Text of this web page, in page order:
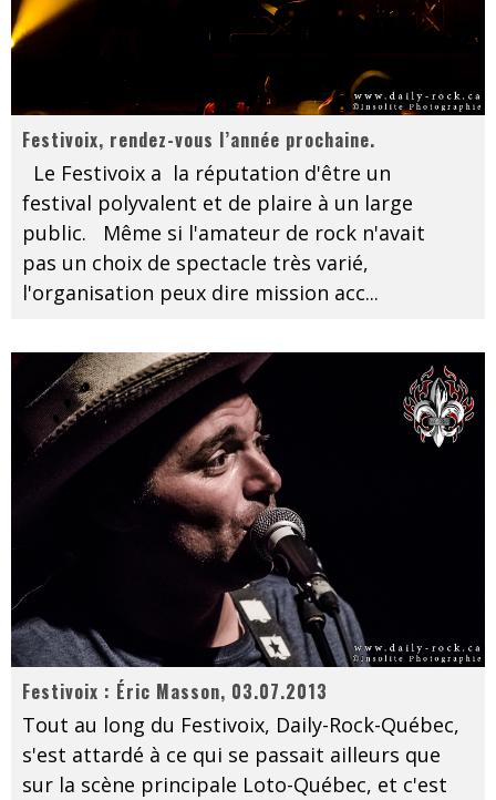
Festivoix, rendez-vous l’année prochaine.
Le Festivoix a la réputation d'être un
festival polyvalent et de plaire à un large
public. Même si l'amateur de rock n'avait
pas un choix de spectacle très varié,
l'organisation peux dire mission acc...
Festivoix : Éric Masson, 03.07.2013
Tout au long du Festivoix, Daily-Rock-Québec,
s'est attardé à ce qui se passait ailleurs que
sur la scène principale Loto-Québec, et c'est